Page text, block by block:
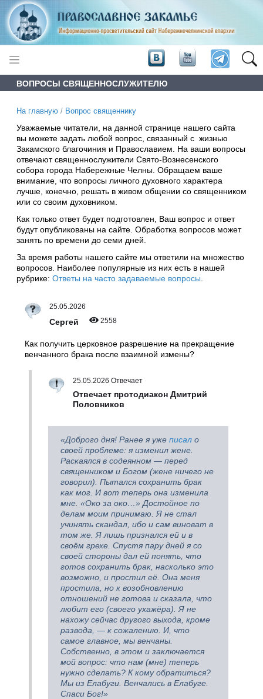
ВОПРОСЫ СВЯЩЕННОСЛУЖИТЕЛЮ
На главную / Вопрос священнику
Уважаемые читатели, на данной странице нашего сайта
вы можете задать любой вопрос, связанный с жизнью
Закамского благочиния и Православием. На ваши вопросы
отвечают священнослужители Свято-Вознесенского
собора города Набережные Челны. Обращаем ваше
внимание, что вопросы личного духовного характера
лучше, конечно, решать в живом общении со священником
или со своим духовником.
Как только ответ будет подготовлен, Ваш вопрос и ответ
будут опубликованы на сайте. Обработка вопросов может
занять по времени до семи дней.
За время работы нашего сайте мы ответили на множество
вопросов. Наиболее популярные из них есть в нашей
рубрике: Ответы на часто задаваемые вопросы
25.05.2026
Сергей 2558
Как получить церковное разрешение на прекращение
венчанного брака после взаимной измены?
25.05.2026 Отвечает
Отвечает протодиакон Дмитрий
Половников
«Доброго дня! Ранее я уже писал о
своей проблеме: я изменил жене.
Раскаялся в содеянном — перед
священником и Богом (жене ничего не
говорил). Пытался сохранить брак
как мог. И вот теперь она изменила
мне. «Око за око…» Достойное по
делам моим принимаю. Я не стал
учинять скандал, ибо и сам виноват в
том же. Я лишь признался ей и в
своём грехе. Спустя пару дней я со
своей стороны дал ей понять, что
готов сохранить брак, насколько это
возможно, и простил её. Она меня
простила, но к возобновлению
отношений не готова и сказала, что
любит его (своего ухажёра). Я не
нахожу сейчас другого выхода, кроме
развода, — к сожалению. И, что
самое главное, мы венчаны.
Собственно, в этом и заключается
мой вопрос: что нам (мне) теперь
нужно сделать? К кому обратиться?
Мы из Елабуги. Венчались в Елабуге.
Спаси Бог!»